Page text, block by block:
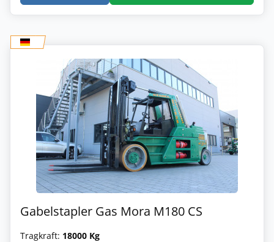
Gabelstapler Gas Mora M180 CS
Tragkraft: 18000 Kg